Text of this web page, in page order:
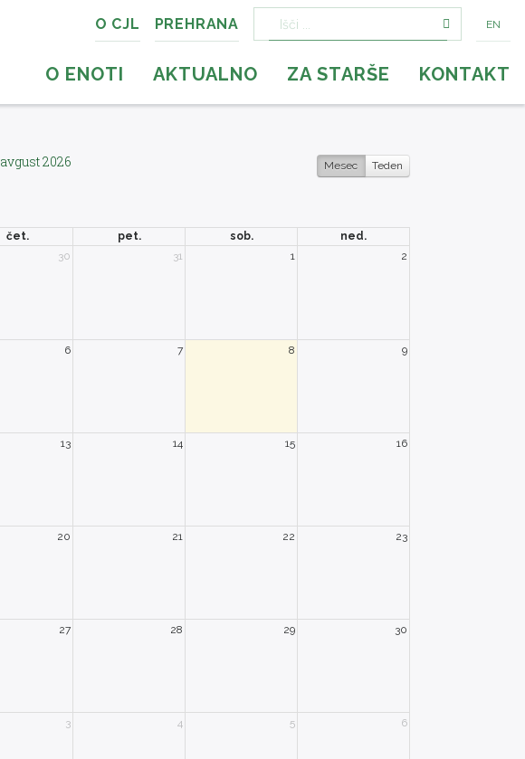
EN
O CJL PREHRANA
O ENOTI AKTUALNO ZA STARŠE KONTAKT
Mesec Teden
avgust 2026
čet. pet. sob.
ned.
30 31 1 2
6 7 8 9
13 14 15 16
20 21 22 23
27 28 29 30
3 4 5 6